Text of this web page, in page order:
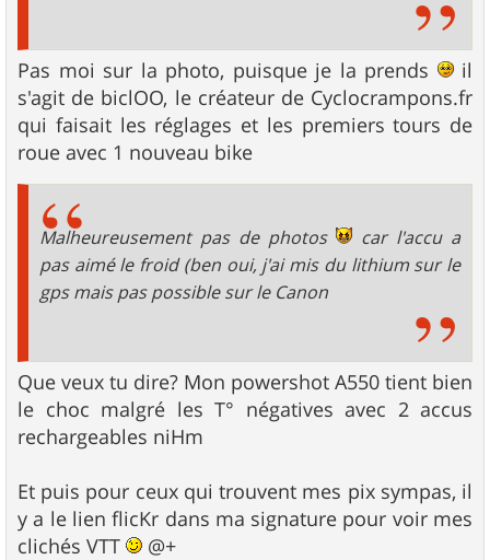
Pas moi sur la photo, puisque je la prends
il
s'agit de biclOO, le créateur de Cyclocrampons.fr
qui faisait les réglages et les premiers tours de
roue avec 1 nouveau bike
Malheureusement pas de photos
car l'accu a
pas aimé le froid (ben oui, j'ai mis du lithium sur le
gps mais pas possible sur le Canon
Que veux tu dire? Mon powershot A550 tient bien
le choc malgré les T° négatives avec 2 accus
rechargeables niHm
Et puis pour ceux qui trouvent mes pix sympas, il
y a le lien flicKr dans ma signature pour voir mes
clichés VTT
@+